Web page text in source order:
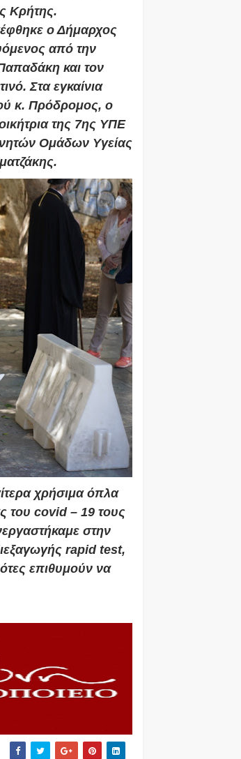
Κρήτης.
ο Δήμαρχος
από την
και τον
Στα εγκαίνια
κ. Πρόδρομος, ο
της 7ης ΥΠΕ
Ομάδων Υγείας
χρήσιμα όπλα
του covid – 19 τους
στην
rapid test,
επιθυμούν να